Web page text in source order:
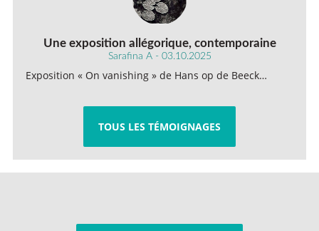
Une exposition allégorique, contemporaine
Sarafina A - 03.10.2025
Exposition « On vanishing » de Hans op de Beeck…
TOUS LES TÉMOIGNAGES